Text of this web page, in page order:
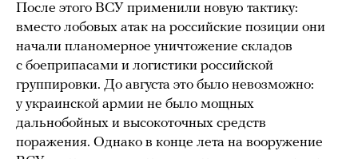
После этого ВСУ применили новую тактику:
вместо лобовых атак на российские позиции они
начали планомерное уничтожение складов
с боеприпасами и логистики российской
группировки. До августа это было невозможно:
у украинской армии не было мощных
дальнобойных и высокоточных средств
поражения. Однако в конце лета на вооружение